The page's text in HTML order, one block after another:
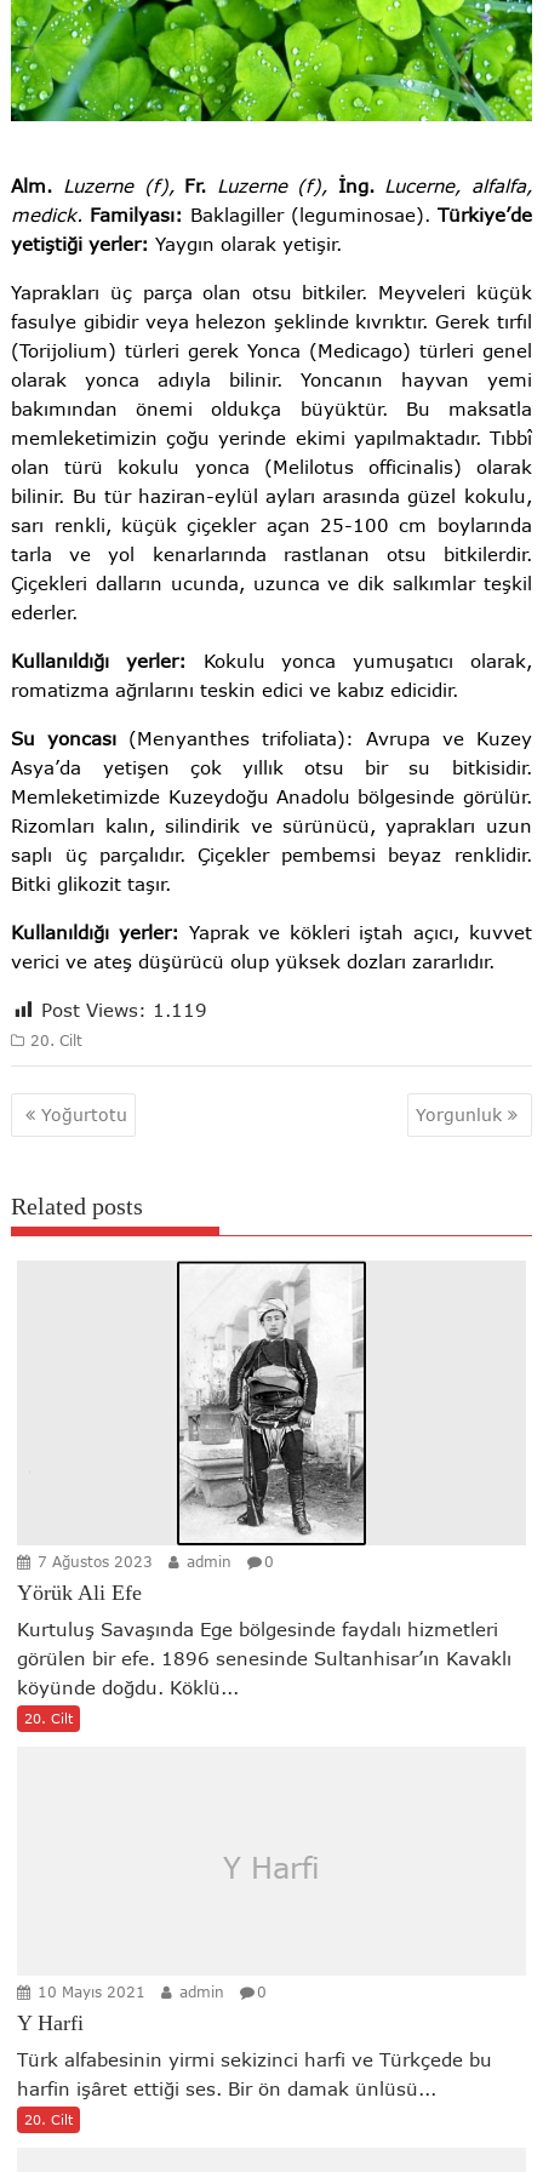
Alm. Luzerne (f), Fr. Luzerne (f), İng. Lucerne, alfalfa,
medick. Familyası: Baklagiller (leguminosae). Türkiye’de
yetiştiği yerler:Yaygın olarak yetişir.
Yaprakları üç parça olan otsu bitkiler. Meyveleri küçük
fasulye gibidir veya helezon şeklinde kıvrıktır. Gerek tırfıl
(Torijolium) türleri gerek Yonca (Medicago) türleri genel
olarak yonca adıyla bilinir. Yoncanın hayvan yemi
bakımından önemi oldukça büyüktür. Bu maksatla
memleketimizin çoğu yerinde ekimi yapılmaktadır. Tıbbî
olan türü kokulu yonca (Melilotus officinalis) olarak
bilinir. Bu tür haziran-eylül ayları arasında güzel kokulu,
sarı renkli, küçük çiçekler açan 25-100 cm boylarında
tarla ve yol kenarlarında rastlanan otsu bitkilerdir.
Çiçekleri dalların ucunda, uzunca ve dik salkımlar teşkil
ederler.
Kullanıldığı yerler: Kokulu yonca yumuşatıcı olarak,
romatizma ağrılarını teskin edici ve kabız edicidir.
Su yoncası (Menyanthes trifoliata): Avrupa ve Kuzey
Asya’da yetişen çok yıllık otsu bir su bitkisidir.
Memleketimizde Kuzeydoğu Anadolu bölgesinde görülür.
Rizomları kalın, silindirik ve sürünücü, yaprakları uzun
saplı üç parçalıdır. Çiçekler pembemsi beyaz renklidir.
Bitki glikozit taşır.
Kullanıldığı yerler: Yaprak ve kökleri iştah açıcı, kuvvet
verici ve ateş düşürücü olup yüksek dozları zararlıdır.
Post Views: 1.119
20. Cilt
Yazı
gezinmesi
Yoğurtotu Yorgunluk
Related posts
7 Ağustos 2023 admin 0
Yörük Ali Efe
Kurtuluş Savaşında Ege bölgesinde faydalı hizmetleri
görülen bir efe. 1896 senesinde Sultanhisar’ın Kavaklı
köyünde doğdu. Köklü...
20. Cilt
Y Harfi
10 Mayıs 2021 admin 0
Y Harfi
Türk alfabesinin yirmi sekizinci harfi ve Türkçede bu
harfin işâret ettiği ses. Bir ön damak ünlüsü...
20. Cilt